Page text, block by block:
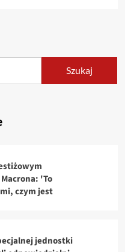
Szukaj
'To
czym jest
jednostki